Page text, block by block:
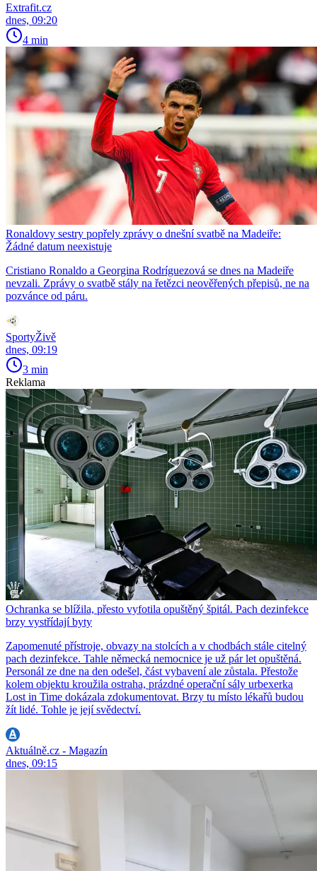
Extrafit.cz
dnes, 09:20
4 min
Ronaldovy sestry popřely zprávy o dnešní svatbě na Madeiře:
Žádné datum neexistuje
Cristiano Ronaldo a Georgina Rodríguezová se dnes na Madeiře
nevzali. Zprávy o svatbě stály na řetězci neověřených přepisů, ne na
pozvánce od páru.
SportyŽivě
dnes, 09:19
3 min
Reklama
Ochranka se blížila, přesto vyfotila opuštěný špitál. Pach dezinfekce
brzy vystřídají byty
Zapomenuté přístroje, obvazy na stolcích a v chodbách stále citelný
pach dezinfekce. Tahle německá nemocnice je už pár let opuštěná.
Personál ze dne na den odešel, část vybavení ale zůstala. Přestože
kolem objektu kroužila ostraha, prázdné operační sály urbexerka
Lost in Time dokázala zdokumentovat. Brzy tu místo lékařů budou
žít lidé. Tohle je její svědectví.
Aktuálně.cz - Magazín
dnes, 09:15